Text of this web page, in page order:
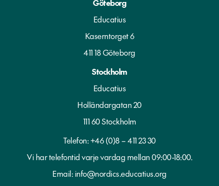
Göteborg
Educatius
Kaserntorget 6
411 18 Göteborg
Stockholm
Educatius
Holländargatan 20
111 60 Stockholm
Telefon:+46 (0)8 – 411 23 30
Vi har telefontid varje vardag mellan 09:00-18:00.
Email:info@nordics.educatius.org